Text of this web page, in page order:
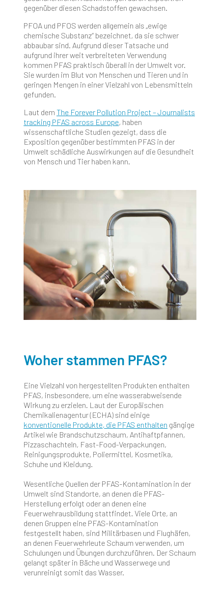
gegenüber diesen Schadstoffen gewachsen.
PFOA und PFOS werden allgemein als „ewige
chemische Substanz“ bezeichnet, da sie schwer
abbaubar sind. Aufgrund dieser Tatsache und
aufgrund ihrer weit verbreiteten Verwendung
kommen PFAS praktisch überall in der Umwelt vor.
Sie wurden im Blut von Menschen und Tieren und in
geringen Mengen in einer Vielzahl von Lebensmitteln
gefunden.
Laut dem The Forever Pollution Project – Journalists
tracking PFAS across Europe, haben
wissenschaftliche Studien gezeigt, dass die
Exposition gegenüber bestimmten PFAS in der
Umwelt schädliche Auswirkungen auf die Gesundheit
von Mensch und Tier haben kann.
Woher stammen PFAS?
Eine Vielzahl von hergestellten Produkten enthalten
PFAS, insbesondere, um eine wasserabweisende
Wirkung zu erzielen. Laut der Europäischen
Chemikalienagentur (ECHA) sind einige
konventionelle Produkte, die PFAS enthalten gängige
Artikel wie Brandschutzschaum, Antihaftpfannen,
Pizzaschachteln, Fast-Food-Verpackungen,
Reinigungsprodukte, Poliermittel, Kosmetika,
Schuhe und Kleidung.
Wesentliche Quellen der PFAS-Kontamination in der
Umwelt sind Standorte, an denen die PFAS-
Herstellung erfolgt oder an denen eine
Feuerwehrausbildung stattfindet. Viele Orte, an
denen Gruppen eine PFAS-Kontamination
festgestellt haben, sind Militärbasen und Flughäfen,
an denen Feuerwehrleute Schaum verwenden, um
Schulungen und Übungen durchzuführen. Der Schaum
gelangt später in Bäche und Wasserwege und
verunreinigt somit das Wasser.